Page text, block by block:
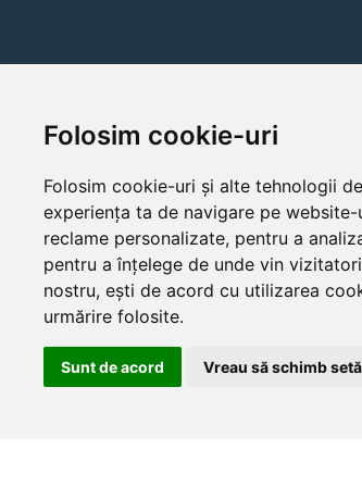
Folosim cookie-uri
Folosim cookie-uri și alte tehnologii
experiența ta de navigare pe
reclame personalizate, pentru a
pentru a înțelege de unde vin
nostru, ești de acord cu utilizarea
urmărire folosite.
Sunt de acord Vreau să schimb